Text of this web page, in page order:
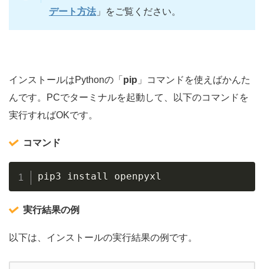
デート方法」をご覧ください。
インストールはPythonの「 pip 」コマンドを使えばかんた
んです。PCでターミナルを起動して、以下のコマンドを
実行すればOKです。
コマンド
pip3 install openpyxl
実行結果の例
以下は、インストールの実行結果の例です。